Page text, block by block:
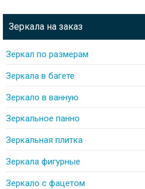
Зеркала на заказ
Зеркал по размерам
Зеркала в багете
Зеркало в ванную
Зеркальное панно
Зеркальная плитка
Зеркала фигурные
Зеркало с фацетом